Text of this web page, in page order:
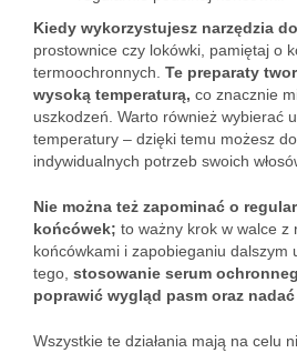
Kiedy wykorzystujesz narzędzia
prostownice czy lokówki, pamiętaj o
termoochronnych. Te preparaty
wysoką temperaturą, co znacznie
uszkodzeń. Warto również wybierać
temperatury – dzięki temu możesz
indywidualnych potrzeb swoich
Nie można też zapominać o
końcówek; to ważny krok w walce z
końcówkami i zapobieganiu dalszym
tego, stosowanie serum
poprawić wygląd pasm oraz
Wszystkie te działania mają na celu